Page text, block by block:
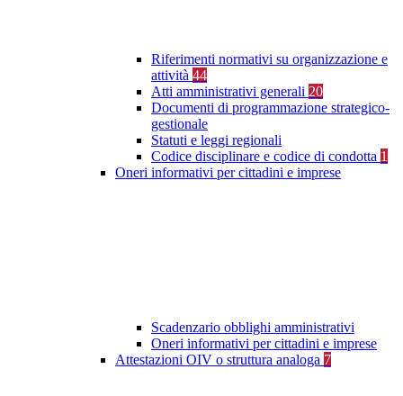
Riferimenti normativi su organizzazione e
attività 44
Atti amministrativi generali 20
Documenti di programmazione strategico-
gestionale
Statuti e leggi regionali
Codice disciplinare e codice di condotta 1
Oneri informativi per cittadini e imprese
Scadenzario obblighi amministrativi
Oneri informativi per cittadini e imprese
Attestazioni OIV o struttura analoga 7